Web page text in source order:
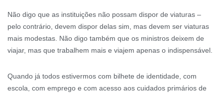
Não digo que as instituições não possam dispor de viaturas –
pelo contrário, devem dispor delas sim, mas devem ser viaturas
mais modestas. Não digo também que os ministros deixem de
viajar, mas que trabalhem mais e viajem apenas o indispensável.
Quando já todos estivermos com bilhete de identidade, com
escola, com emprego e com acesso aos cuidados primários de